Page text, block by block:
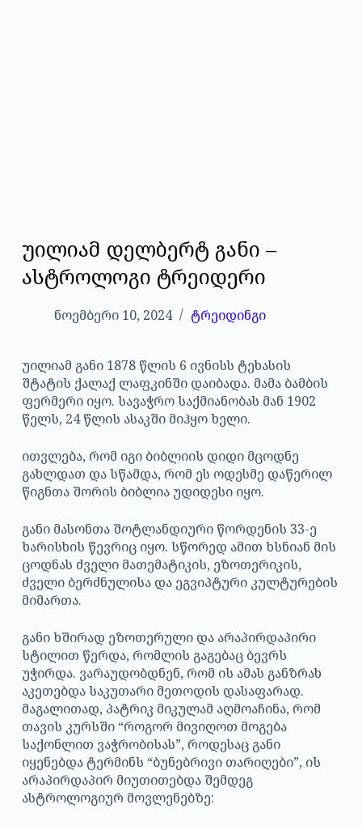
უილიამ დელბერტ განი –
ასტროლოგი ტრეიდერი
ნოემბერი 10, 2024 ტრეიდინგი
უილიამ განი 1878 წლის 6 ივნისს ტეხასის
შტატის ქალაქ ლაფკინში დაიბადა. მამა ბამბის
ფერმერი იყო. სავაჭრო საქმიანობას მან 1902
წელს, 24 წლის ასაკში მიჰყო ხელი.
ითვლება, რომ იგი ბიბლიის დიდი მცოდნე
გახლდათ და სწამდა, რომ ეს ოდესმე დაწერილ
წიგნთა შორის ბიბლია უდიდესი იყო.
განი მასონთა შოტლანდიური წორდენის 33-ე
ხარისხის წევრიც იყო. სწორედ ამით ხსნიან მის
ცოდნას ძველი მათემატიკის, ეზოთერიკის,
ძველი ბერძნულისა და ეგვიპტური კულტურების
მიმართა.
განი ხშირად ეზოთერული და არაპირდაპირი
სტილით წერდა, რომლის გაგებაც ბევრს
უჭირდა. ვარაუდობდნენ, რომ ის ამას განზრახ
აკეთებდა საკუთარი მეთოდის დასაფარად.
მაგალითად, პატრიკ მიკულამ აღმოაჩინა, რომ
თავის კურსში “როგორ მივიღოთ მოგება
საქონლით ვაჭრობისას”, როდესაც განი
იყენებდა ტერმინს “ბუნებრივი თარიღები”, ის
არაპირდაპირ მიუთითებდა შემდეგ
ასტროლოგიურ მოვლენებზე: